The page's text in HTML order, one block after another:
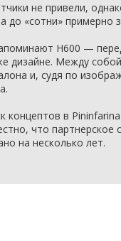
не привели,
до «сотни» примерно
H600 —
дизайне. Между
и, судя по
концептов в
что партнерское
на несколько лет.